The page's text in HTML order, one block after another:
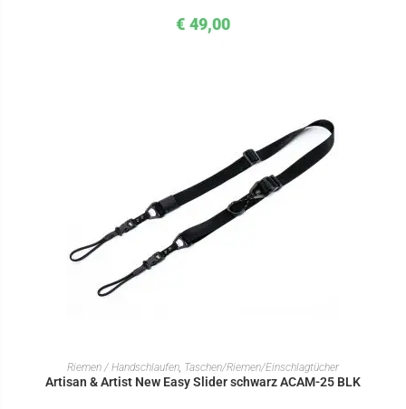
€ 49,00
IN DEN WARENKORB
Riemen / Handschlaufen, Taschen/Riemen/Einschlagtücher
Artisan & Artist New Easy Slider schwarz ACAM-25 BLK